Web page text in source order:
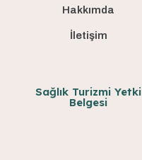
Hakkımda
İletişim
Sağlık Turizmi Yetki
Belgesi